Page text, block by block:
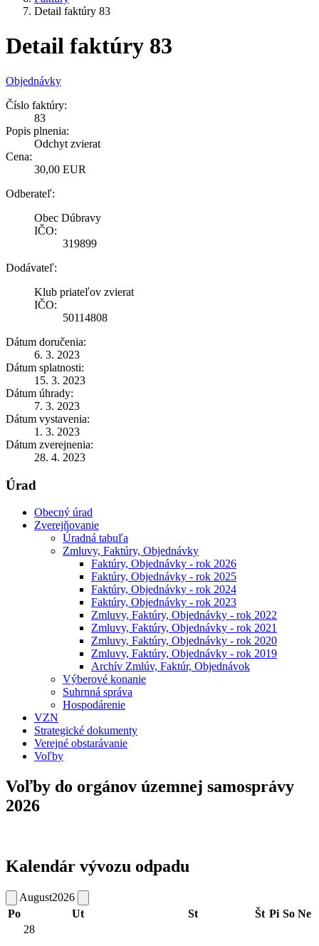
Detail faktúry 83
Detail faktúry 83
Objednávky
Číslo faktúry:
83
Popis plnenia:
Odchyt zvierat
Cena:
30,00 EUR
Odberateľ:
Obec Dúbravy
IČO:
319899
Dodávateľ:
Klub priateľov zvierat
IČO:
50114808
Dátum doručenia:
6. 3. 2023
Dátum splatnosti:
15. 3. 2023
Dátum úhrady:
7. 3. 2023
Dátum vystavenia:
1. 3. 2023
Dátum zverejnenia:
28. 4. 2023
Úrad
Obecný úrad
Zverejňovanie
Úradná tabuľa
Zmluvy, Faktúry, Objednávky
Faktúry, Objednávky - rok 2026
Faktúry, Objednávky - rok 2025
Faktúry, Objednávky - rok 2024
Faktúry, Objednávky - rok 2023
Zmluvy, Faktúry, Objednávky - rok 2022
Zmluvy, Faktúry, Objednávky - rok 2021
Zmluvy, Faktúry, Objednávky - rok 2020
Zmluvy, Faktúry, Objednávky - rok 2019
Archív Zmlúv, Faktúr, Objednávok
Výberové konanie
Suhrnná správa
Hospodárenie
VZN
Strategické dokumenty
Verejné obstarávanie
Voľby
Voľby do orgánov územnej samosprávy
2026
Kalendár vývozu odpadu
August2026
Po
Ut St Št Pi So Ne
28